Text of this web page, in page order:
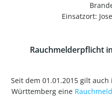
Einsatzort:
Rauchmelderpflicht
Seit dem 01.01.2015 gilt auch
Württemberg eine